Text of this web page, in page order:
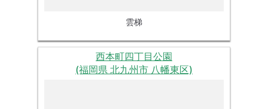
雲梯
西本町四丁目公園
(福岡県 北九州市 八幡東区)